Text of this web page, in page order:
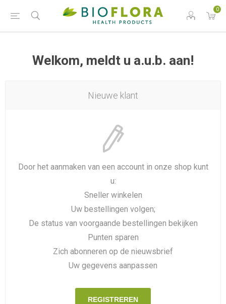
0
Welkom, meldt u a.u.b. aan!
Nieuwe klant
Door het aanmaken van een account in onze shop kunt
u:
Sneller winkelen
Uw bestellingen volgen;
De status van voorgaande bestellingen bekijken
Punten sparen
Zich abonneren op de nieuwsbrief
Uw gegevens aanpassen
REGISTREREN